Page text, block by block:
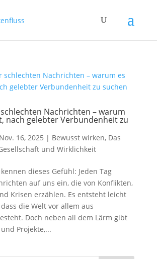
Nachrichten – warum
nach gelebter Verbundenheit zu
Nov. 16, 2025 | Bewusst wirken, Das
und Wirklichkeit
dieses Gefühl: Jeden Tag
auf uns ein, die von Konflikten,
Krisen erzählen. Es entsteht leicht
die Welt vor allem aus
Doch neben all dem Lärm gibt
Projekte,...